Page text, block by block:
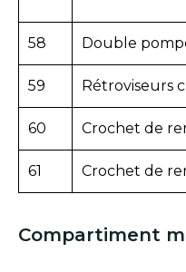
58 Double
59 Rétroviseurs
60 Crochet de
61 Crochet de
Compartiment